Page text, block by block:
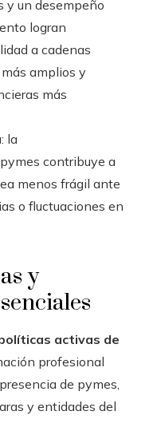
y un desempeño
logran
a cadenas
amplios y
más
: la
contribuye a
menos frágil ante
o fluctuaciones en
y
activas de
profesional
de pymes,
y entidades del